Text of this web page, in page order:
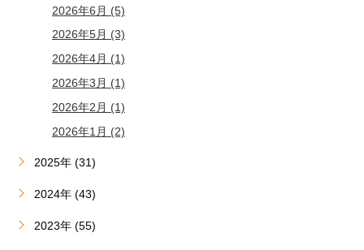
2026年6月 (5)
2026年5月 (3)
2026年4月 (1)
2026年3月 (1)
2026年2月 (1)
2026年1月 (2)
2025年 (31)
2024年 (43)
2023年 (55)